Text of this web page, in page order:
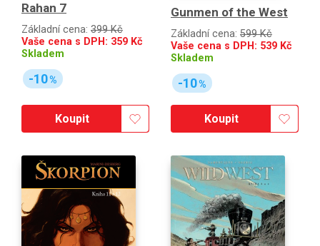
Rahan 7
Základní cena: 399 Kč
Vaše cena s DPH: 359 Kč
Skladem
-10%
Koupit
Gunmen of the West
Základní cena: 599 Kč
Vaše cena s DPH: 539 Kč
Skladem
-10%
Koupit